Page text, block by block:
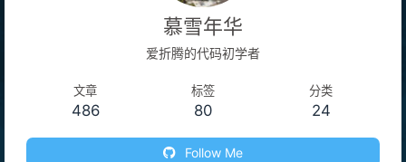
慕雪年华
爱折腾的代码初学者
文章
486
标签
80
分类
24
Follow Me